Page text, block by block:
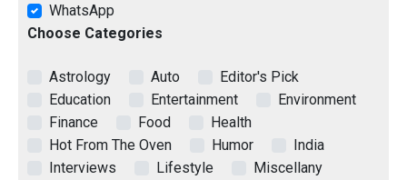
WhatsApp
Choose Categories
Astrology Auto
Editor's Pick
Education
Entertainment
Environment
Finance
Food
Health
Hot From The Oven
Humor
India
Interviews
Lifestyle
Miscellany